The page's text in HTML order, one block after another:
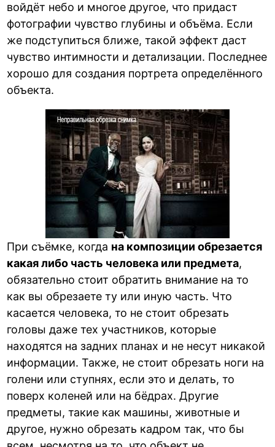
войдёт небо и многое другое, что придаст
фотографии чувство глубины и объёма. Если
же подступиться ближе, такой эффект даст
чувство интимности и детализации. Последнее
хорошо для создания портрета определённого
объекта.
При съёмке, когда на композиции обрезается
какая либо часть человека или предмета,
обязательно стоит обратить внимание на то
как вы обрезаете ту или иную часть. Что
касается человека, то не стоит обрезать
головы даже тех участников, которые
находятся на задних планах и не несут никакой
информации. Также, не стоит обрезать ноги на
голени или ступнях, если это и делать, то
поверх коленей или на бёдрах. Другие
предметы, такие как машины, животные и
другое, нужно обрезать кадром так, что бы